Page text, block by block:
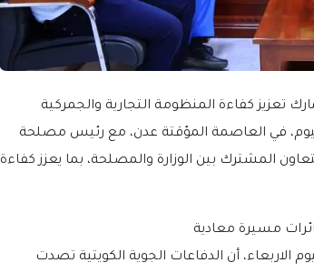
تعزيز كفاءة المنظومة التجارية والجمركية
في العاصمة المؤقتة عدن، مع رئيس مصلحة
المشترك بين الوزارة والمصلحة، بما يعزز كفاءة
مسيرة معادية
الاربعاء، أن الدفاعات الجوية الكويتية تصدت